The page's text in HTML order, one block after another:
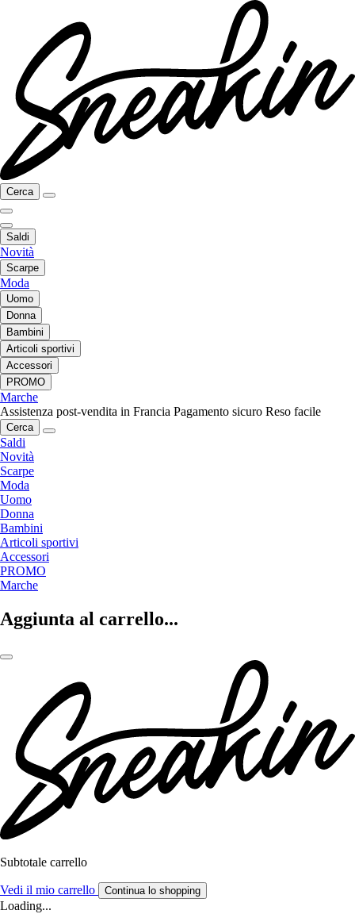
Cerca
Saldi
Novità
Scarpe
Moda
Uomo
Donna
Bambini
Articoli sportivi
Accessori
PROMO
Marche
Assistenza post-vendita in Francia Pagamento sicuro Reso facile
Cerca
Saldi
Novità
Scarpe
Moda
Uomo
Donna
Bambini
Articoli sportivi
Accessori
PROMO
Marche
Aggiunta al carrello...
Subtotale carrello
Vedi il mio carrello Continua lo shopping
Loading...